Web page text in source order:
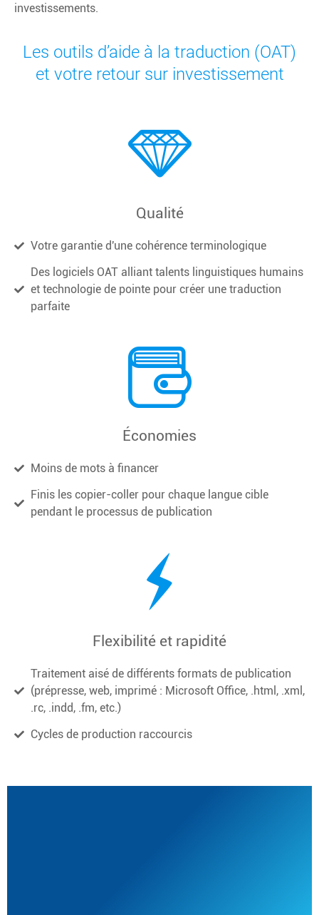
investissements.
Les outils d’aide à la traduction (OAT)
et votre retour sur investissement
Qualité
Votre garantie d'une cohérence terminologique
Des logiciels OAT alliant talents linguistiques humains
et technologie de pointe pour créer une traduction
parfaite
Économies
Moins de mots à financer
Finis les copier-coller pour chaque langue cible
pendant le processus de publication
Flexibilité et rapidité
Traitement aisé de différents formats de publication
(prépresse, web, imprimé : Microsoft Office, .html, .xml,
.rc, .indd, .fm, etc.)
Cycles de production raccourcis